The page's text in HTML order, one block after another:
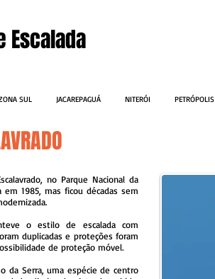
Escalada
no Parque Nacional da
1985, mas ficou décadas sem
o estilo de escalada com
duplicadas e proteções foram
de proteção móvel.
da Serra, uma espécie de centro
SUL JACAREPAGUÁ NITERÓI PETRÓPOLIS